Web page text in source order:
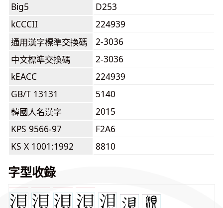
Big5
D253
kCCCII
224939
通用漢字標準交換碼
2-3036
中文標準交換碼
2-3036
kEACC
224939
GB/T 13131
5140
韓國人名漢字
2015
KPS 9566-97
F2A6
KS X 1001:1992
8810
字型收錄